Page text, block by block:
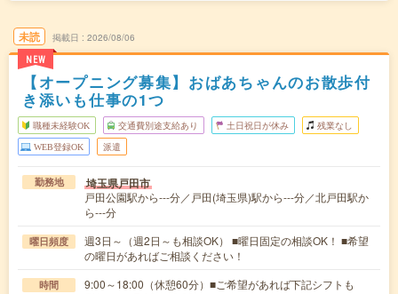
未読
NEW
掲載日 2026/08/06
【オープニング募集】おばあちゃんのお散歩付
き添いも仕事の1つ
職種未経験OK 交通費別途支給あり 土日祝日が休み 残業なし
WEB登録OK 派遣
勤務地 埼玉県戸田市
戸田公園駅から---分／戸田(埼玉県)駅から---分／北戸田駅か
ら---分
曜日頻度
週3日～（週2日～も相談OK） ■曜日固定の相談OK！ ■希望
の曜日があればご相談ください！
時間
9:00～18:00（休憩60分）■ご希望があれば下記シフトも